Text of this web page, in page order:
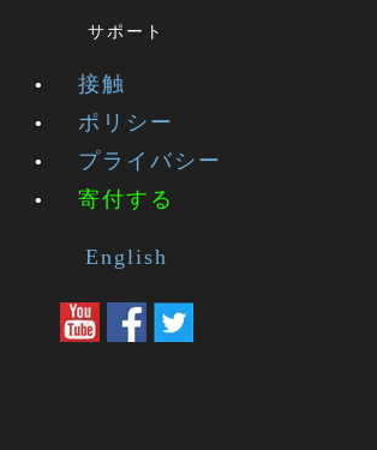
サポート
接触
ポリシー
プライバシー
寄付する
English